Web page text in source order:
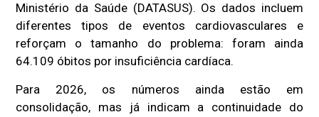
Ministério da Saúde (DATASUS). Os dados incluem
diferentes tipos de eventos cardiovasculares e
reforçam o tamanho do problema: foram ainda
64.109 óbitos por insuficiência cardíaca.
Para 2026, os números ainda estão em
consolidação, mas já indicam a continuidade do